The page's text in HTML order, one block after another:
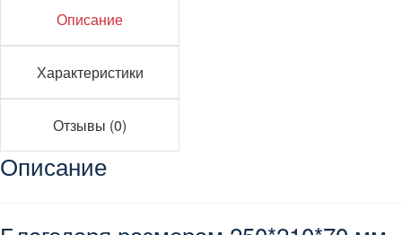
Описание
Характеристики
Отзывы (0)
Описание